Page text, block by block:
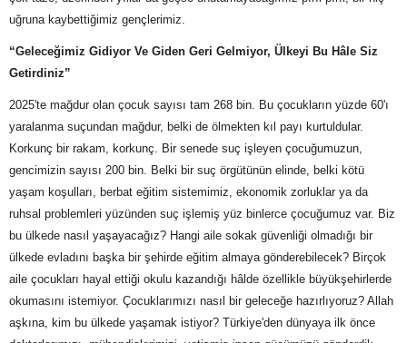
uğruna kaybettiğimiz gençlerimiz.
“Geleceğimiz Gidiyor Ve Giden Geri Gelmiyor, Ülkeyi Bu Hâle Siz
Getirdiniz”
2025'te mağdur olan çocuk sayısı tam 268 bin. Bu çocukların yüzde 60'ı
yaralanma suçundan mağdur, belki de ölmekten kıl payı kurtuldular.
Korkunç bir rakam, korkunç. Bir senede suç işleyen çocuğumuzun,
gencimizin sayısı 200 bin. Belki bir suç örgütünün elinde, belki kötü
yaşam koşulları, berbat eğitim sistemimiz, ekonomik zorluklar ya da
ruhsal problemleri yüzünden suç işlemiş yüz binlerce çocuğumuz var. Biz
bu ülkede nasıl yaşayacağız? Hangi aile sokak güvenliği olmadığı bir
ülkede evladını başka bir şehirde eğitim almaya gönderebilecek? Birçok
aile çocukları hayal ettiği okulu kazandığı hâlde özellikle büyükşehirlerde
okumasını istemiyor. Çocuklarımızı nasıl bir geleceğe hazırlıyoruz? Allah
aşkına, kim bu ülkede yaşamak istiyor? Türkiye'den dünyaya ilk önce